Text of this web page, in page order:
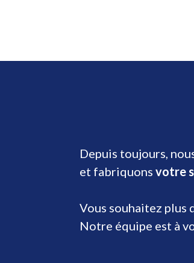
Depuis toujours,
et fabriquons votre
Vous souhaitez plus
Notre équipe est à